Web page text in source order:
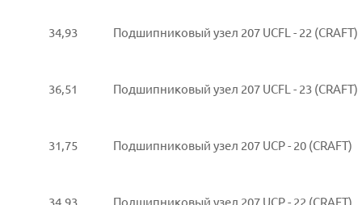
34,93 Подшипниковый узел 207 UCFL - 22 (CRAFT)
36,51 Подшипниковый узел 207 UCFL - 23 (CRAFT)
31,75 Подшипниковый узел 207 UCP - 20 (CRAFT)
34,93 Подшипниковый узел 207 UCP - 22 (CRAFT)